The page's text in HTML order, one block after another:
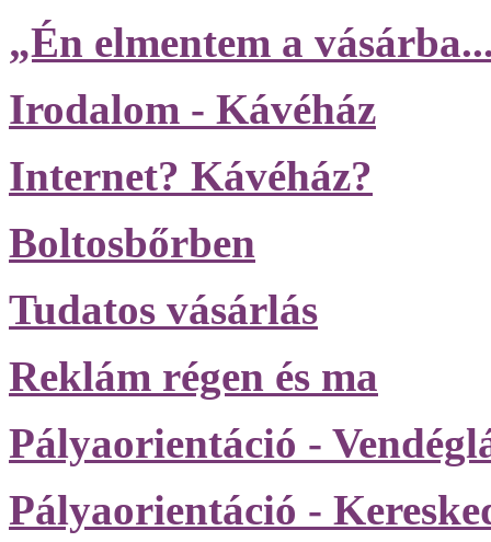
„Én elmentem a
Irodalom - Kávéház
Internet? Kávéház?
Boltosbőrben
Tudatos vásárlás
Reklám régen és ma
Pályaorientáció -
Pályaorientáció -